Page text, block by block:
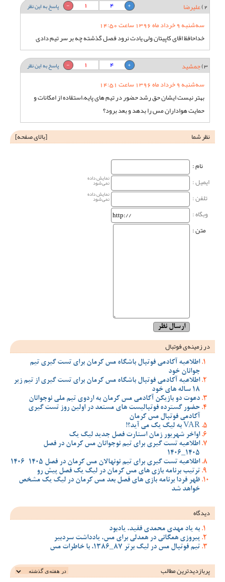
2) علیرضا پاسخ به این نظر 1
4
سه‌شنبه 9 خرداد ماه 1396 ساعت 14:50
خداحافظ اقای کاپیتان ولی یادت نرود فصل گذشته چه بر سر تیم دادی
3) جمشید پاسخ به این نظر 1
4
سه‌شنبه 9 خرداد ماه 1396 ساعت 14:51
بهتر نیست ایشان حق رشد حضور در تیم های پایه،استقاده از امکانات و
حمایت هواداران مس را بدهد و بعد برود؟
نظر شما
[بالای صفحه]
نام‌ :
ایمیل :
نمایش داده
نمی‌شود
تلفن : نمایش داده
نمی‌شود
وبگاه‌ :
متن :
در زمینه‌ی فوتبال
اطلاعیه آکادمی فوتبال باشگاه مس کرمان برای تست گیری تیم
جوانان خود
اطلاعیه آکادمی فوتبال باشگاه مس کرمان برای تست گیری از تیم زیر
18 ساله های خود
دعوت دو بازیکن آکادمی مس کرمان به اردوی تیم ملی نوجوانان
حضور گسترده فوتبالیست های مستعد در اولین روز تست گیری
آکادمی فوتبال مس کرمان
VAR به لیگ یک می آید؟!
اواخر شهریور زمان استارت فصل جدید لیگ یک
اطلاعیه تست گیری برای تیم نوجوانان مس کرمان در فصل
1405_1406
اطلاعیه تست گیری برای تیم نونهالان مس کرمان در فصل 1405-1406
ترتیب برنامه بازی های مس کرمان در لیگ یک فصل پیش رو
ظهر فردا برنامه بازی های فصل بعد مس کرمان در لیگ یک مشخص
خواهد شد
دیدگاه
به یاد مهدی محمدی فقید، یادبود
پیروزی همگانی در همدلی برای مس، یادداشت سردبیر
تیم فوتبال مس در لیگ برتر 87_1386، با خاطرات مس
پربازدیدترین‌ مطالب